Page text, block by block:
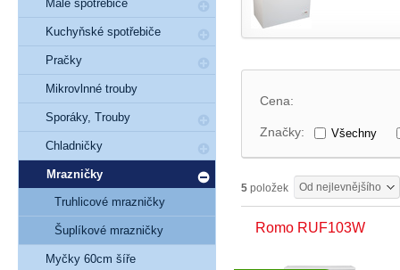
Cena:
Značky: Všechny
5 položek Od nejlevnějšího
Romo RUF103W
Malé spotřebiče
Kuchyňské spotřebiče
Pračky
Mikrovlnné trouby
Sporáky, Trouby
Chladničky
Mrazničky
Truhlicové mrazničky
Šuplíkové mrazničky
Myčky 60cm šíře